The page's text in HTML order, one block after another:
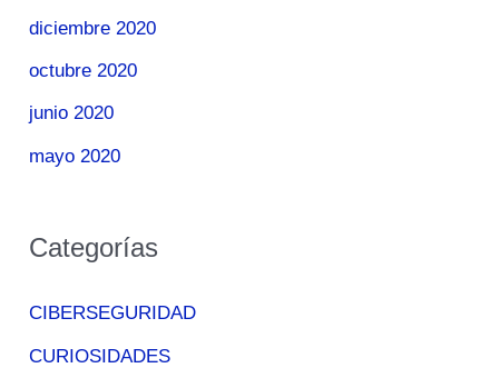
diciembre 2020
octubre 2020
junio 2020
mayo 2020
Categorías
CIBERSEGURIDAD
CURIOSIDADES